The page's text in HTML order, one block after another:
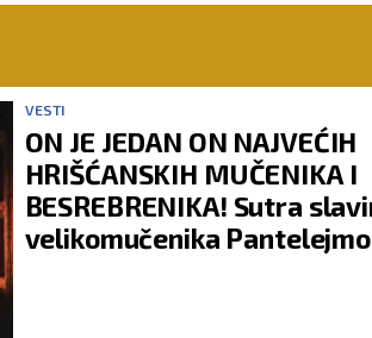
VESTI
ON JE JEDAN ON NAJVEĆIH
HRIŠĆANSKIH MUČENIKA I
BESREBRENIKA! Sutra
velikomučenika